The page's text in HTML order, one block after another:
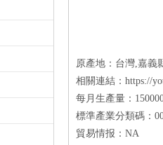
原產地：台灣,嘉義
相關連結：https://
每月生產量：
標準產業分類碼：
貿易情报：NA